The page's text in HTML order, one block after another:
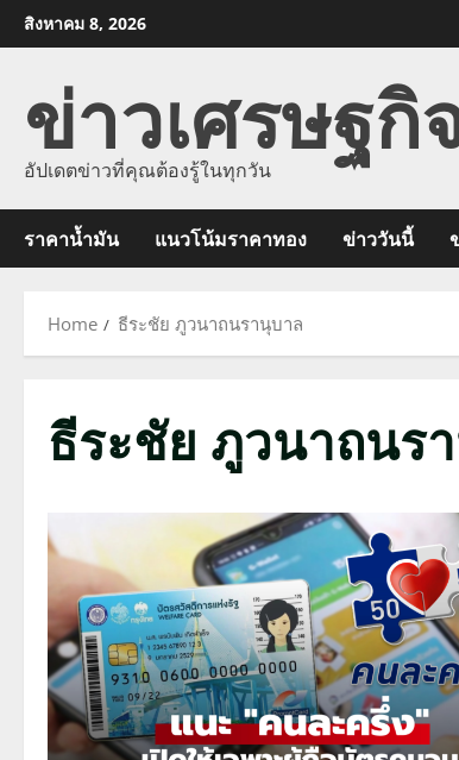
Skip
to
สิงหาคม 8, 2026
ข่าวเศรษฐกิ
อัปเดตข่าวที่คุณต้องรู้ในทุกวัน
ราคาน้ำมัน แนวโน้มราคาทอง ข่าววันนี้
Home ธีระชัย ภูวนาถนรานุบาล
ธีระชัย ภูวนาถนร